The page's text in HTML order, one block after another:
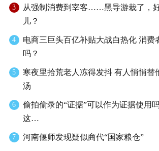
3
从强制消费到宰客……黑导游栽了，
儿？
4
电商三巨头百亿补贴大战白热化 消费
吗？
5
寒夜里拾荒老人冻得发抖 有人悄悄替
汤
6
偷拍偷录的“证据”可以作为证据使用
这…
7 河南偃师发现疑似商代“国家粮仓”